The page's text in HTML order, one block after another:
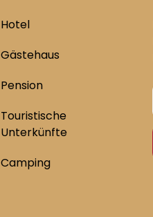
Hotel
Gästehaus
Pension
Touristische
Unterkünfte
Camping